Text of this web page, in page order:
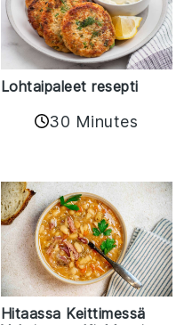
Lohtaipaleet resepti
30 Minutes
Hitaassa Keittimessä